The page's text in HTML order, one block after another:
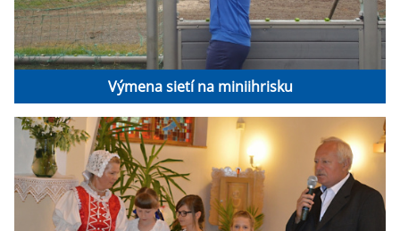
Výmena sietí na miniihrisku